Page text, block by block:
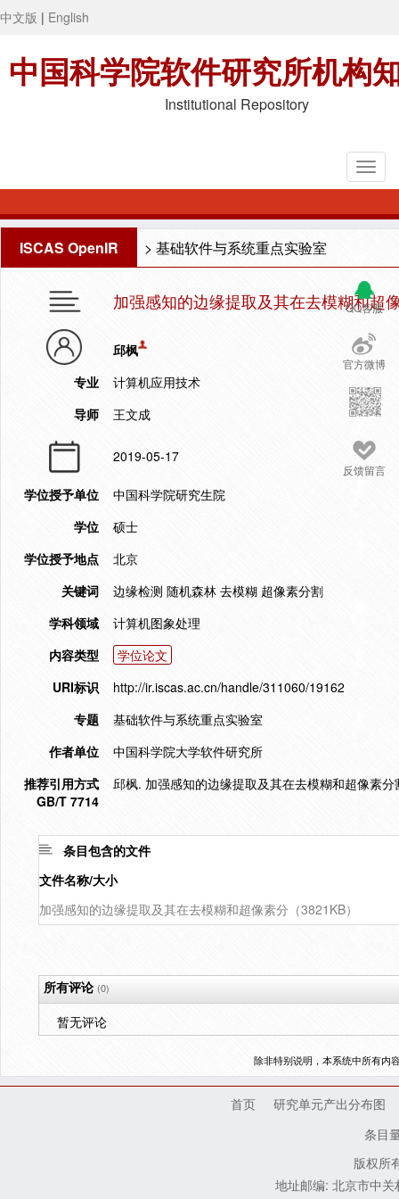
中文版 | English
中国科学院软件研究所机构
Institutional Repository
ISCAS OpenIR > 基础软件与系统重点实验室
QQ客服
官方微博
反馈留言
加强感知的边缘提取及其在去模糊和超
邱枫
专业
计算机应用技术
导师
王文成
2019-05-17
学位授予单位
中国科学院研究生院
学位
硕士
学位授予地点
北京
关键词
边缘检测 随机森林 去模糊 超像素分割
学科领域
计算机图象处理
内容类型
学位论文
URI标识
http://ir.iscas.ac.cn/handle/311060/19162
专题
基础软件与系统重点实验室
作者单位
中国科学院大学软件研究所
推荐引用方式
GB/T 7714
邱枫. 加强感知的边缘提取及其在去模糊和超像素
条目包含的文件
文件名称/大小
加强感知的边缘提取及其在去模糊和超像素分（3821KB）
所有评论(0)
暂无评论
除非特别说明，本系统中所有内
首页
研究单元产出分布图
条目
版权所
地址邮编: 北京市中